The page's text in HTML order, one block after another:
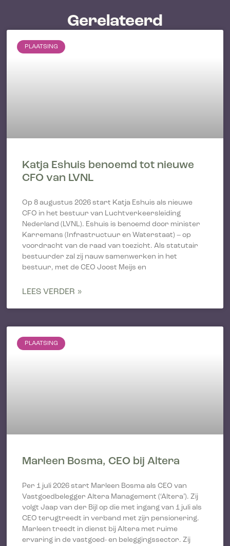
Gerelateerd
PLAATSING
Katja Eshuis benoemd tot nieuwe
CFO van LVNL
Op 8 augustus 2026 start Katja Eshuis als nieuwe
CFO in het bestuur van Luchtverkeersleiding
Nederland (LVNL). Eshuis is benoemd door minister
Karremans (Infrastructuur en Waterstaat) – op
voordracht van de raad van toezicht. Als statutair
bestuurder zal zij nauw samenwerken in het
bestuur, met de CEO Joost Meijs en
LEES VERDER »
PLAATSING
Marleen Bosma, CEO bij Altera
Per 1 juli 2026 start Marleen Bosma als CEO van
Vastgoedbelegger Altera Management (‘Altera’). Zij
volgt Jaap van der Bijl op die met ingang van 1 juli als
CEO terugtreedt in verband met zijn pensionering.
Marleen treedt in dienst bij Altera met ruime
ervaring in de vastgoed- en beleggingssector. Zij